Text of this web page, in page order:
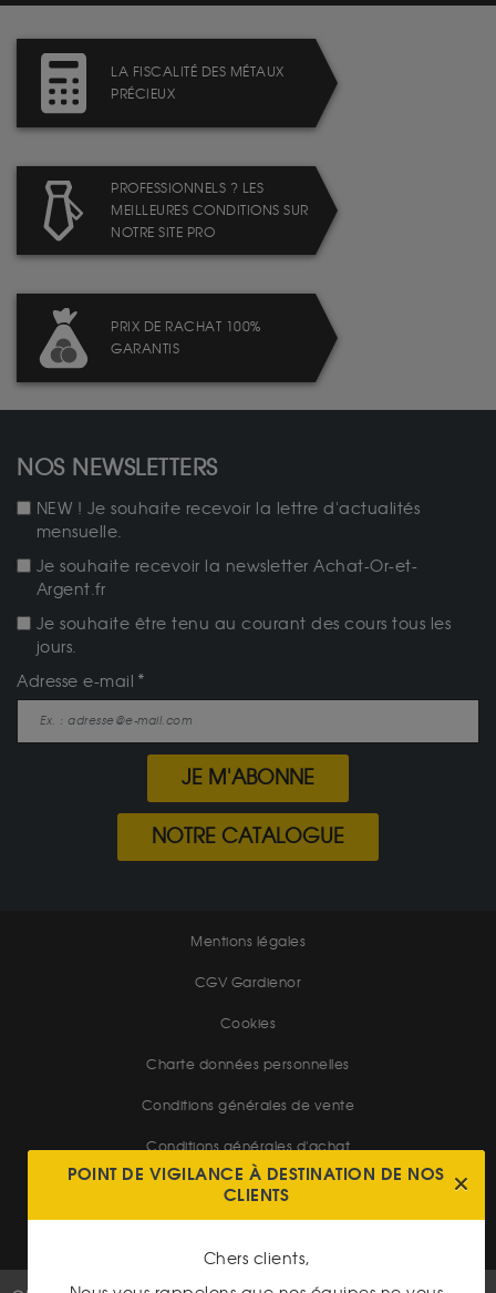
LA FISCALITÉ DES MÉTAUX
PRÉCIEUX
PROFESSIONNELS ? LES
MEILLEURES CONDITIONS SUR
NOTRE SITE PRO
PRIX DE RACHAT 100%
GARANTIS
NOS NEWSLETTERS
NEW ! Je souhaite recevoir la lettre d'actualités
mensuelle.
Je souhaite recevoir la newsletter Achat-Or-et-
Argent.fr
Je souhaite être tenu au courant des cours tous les
jours.
Adresse e-mail
JE M'ABONNE
NOTRE CATALOGUE
Mentions légales
CGV Gardienor
Cookies
Charte données personnelles
Conditions générales de vente
Conditions générales d'achat
Conditions générales d'utilisation
POINT DE VIGILANCE À DESTINATION DE NOS
CLIENTS
Chers clients,